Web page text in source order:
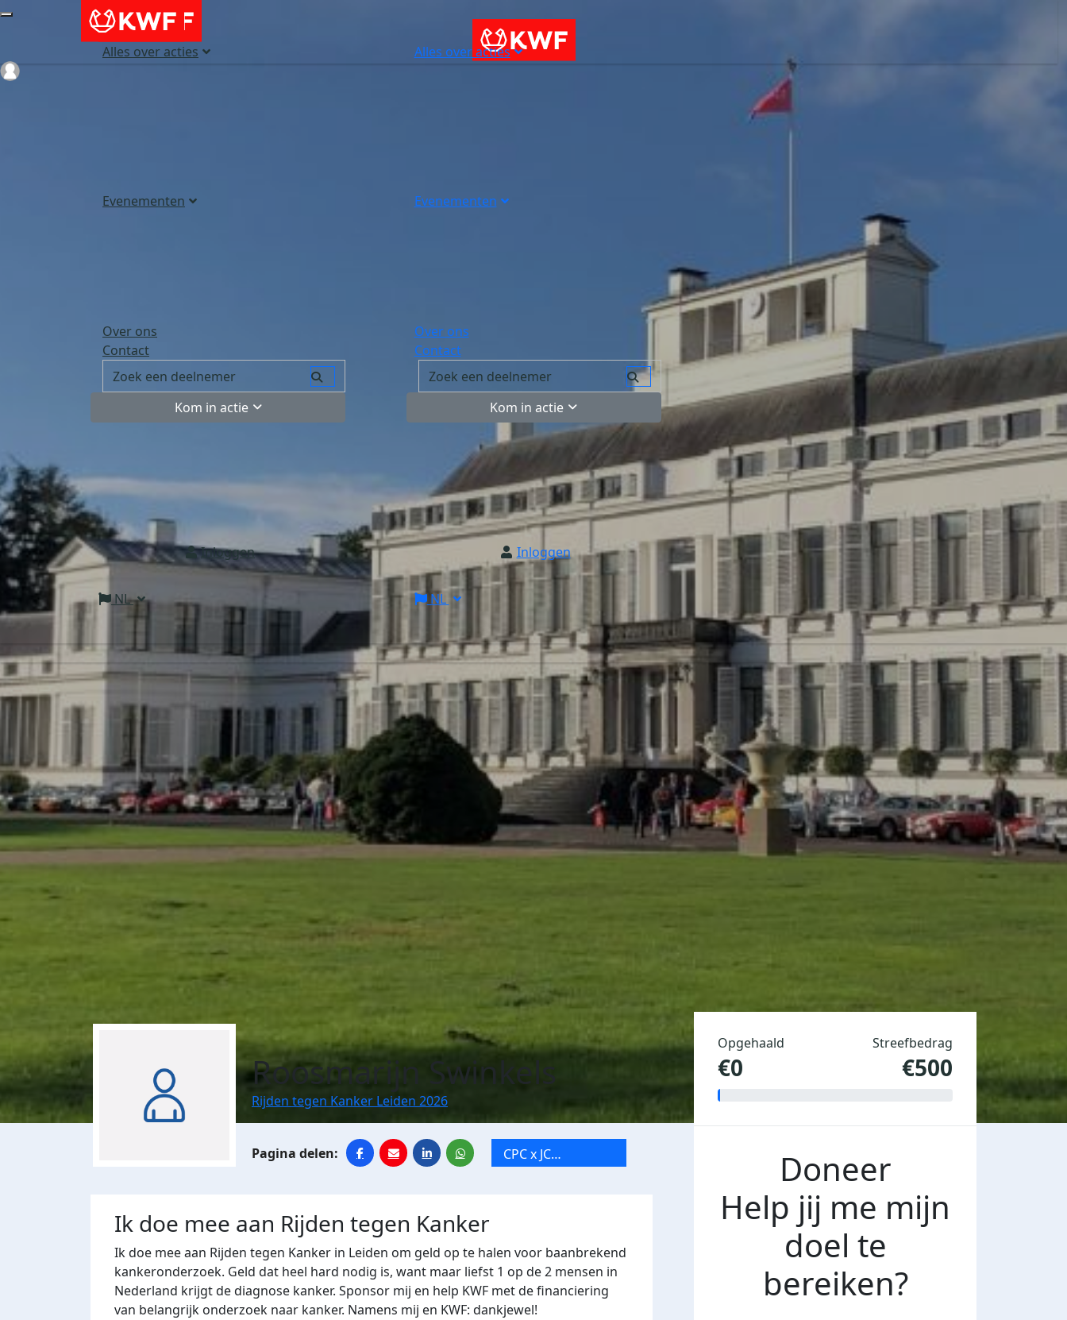
Alles over acties
Evenementen
Over ons
Contact
Kom in actie
Inloggen
NL
Alles over acties
Evenementen
Over ons
Contact
Kom in actie
Inloggen
NL
Roosmarijn Swinkels
Rijden tegen Kanker Leiden 2026
CPC x JC
Fabeltjeskrant
Ik doe mee aan Rijden tegen Kanker
Ik doe mee aan Rijden tegen Kanker in Leiden om geld op te halen voor baanbrekend
kankeronderzoek. Geld dat heel hard nodig is, want maar liefst 1 op de 2 mensen in
Nederland krijgt de diagnose kanker. Sponsor mij en help KWF met de financiering
van belangrijk onderzoek naar kanker. Namens mij en KWF: dankjewel!
Opgehaald
€0
Streefbedrag
€500
Doneer
Help jij me mijn
doel te
bereiken?